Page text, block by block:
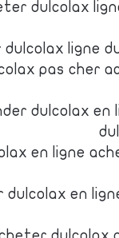
dulcolax
ligne
pas cher
dulcolax en
en ligne
en